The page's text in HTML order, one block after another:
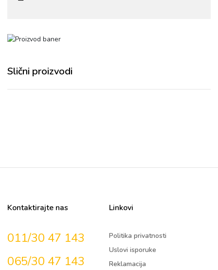
Slični proizvodi
Kontaktirajte nas
011/30 47 143
065/30 47 143
Linkovi
Politika privatnosti
Uslovi isporuke
Reklamacija